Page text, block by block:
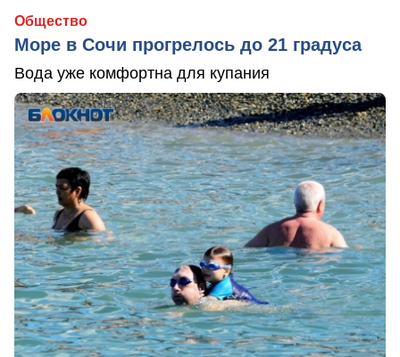
Общество
Море в Сочи прогрелось до 21 градуса
Вода уже комфортна для купания